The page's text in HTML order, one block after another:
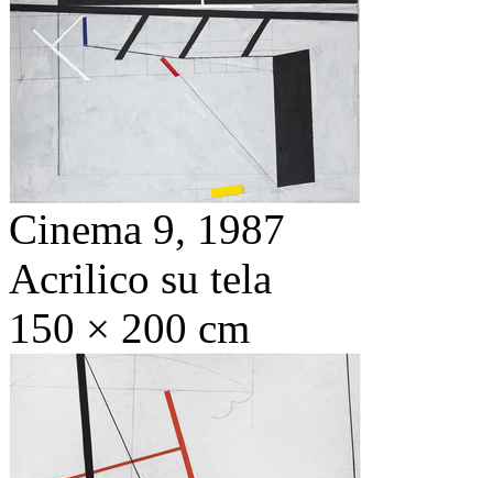
Cinema 9, 1987
Acrilico su tela
150 × 200 cm